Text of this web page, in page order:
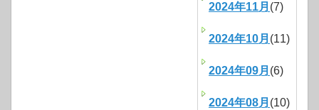
2024年11月 (7)
2024年10月 (11)
2024年09月 (6)
2024年08月 (10)